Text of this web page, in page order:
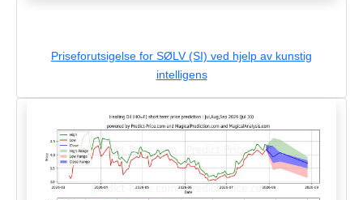
Priseforutsigelse for SØLV (SI) ved hjelp av kunstig
intelligens